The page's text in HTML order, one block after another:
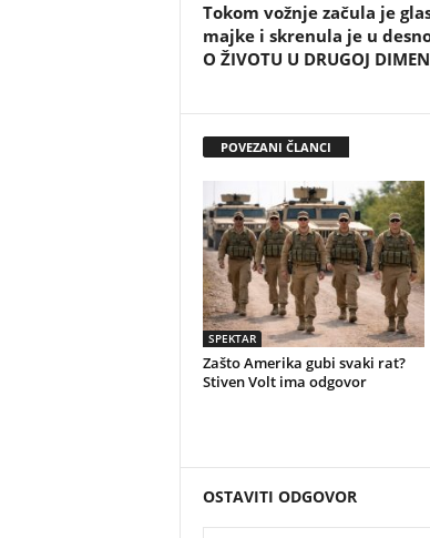
Tokom vožnje začula je
majke i skrenula je u
O ŽIVOTU U DRUGOJ
POVEZANI ČLANCI
SPEKTAR
Zašto Amerika gubi svaki rat?
Stiven Volt ima odgovor
OSTAVITI ODGOVOR